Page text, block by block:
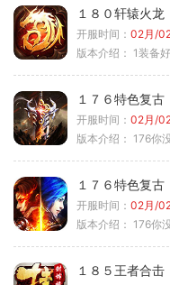
１８０轩辕火龙
开服时间： 02月/
版本介绍： 1装备
１７６特色复古
开服时间： 02月/
版本介绍： 176你
１７６特色复古
开服时间： 02月/
版本介绍： 176你
１８５王者合击